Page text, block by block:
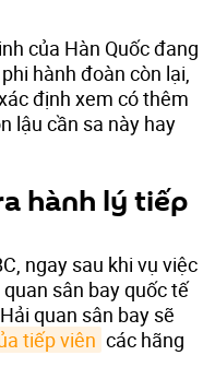
của Hàn Quốc đang
hành đoàn còn lại,
định xem có thêm
lậu cần sa này hay
hành lý tiếp
ngay sau khi vụ việc
sân bay quốc tế
quan sân bay sẽ
tiếp viên các hãng